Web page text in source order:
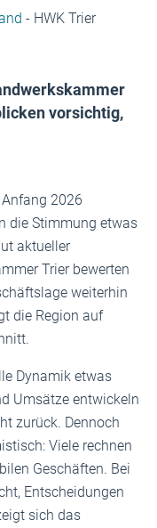
- HWK Trier
vorsichtig,
2026
die Stimmung etwas
aktueller
Trier bewerten
weiterhin
die Region auf
Dynamik etwas
Umsätze entwickeln
zurück. Dennoch
Viele rechnen
Geschäften. Bei
Entscheidungen
sich das